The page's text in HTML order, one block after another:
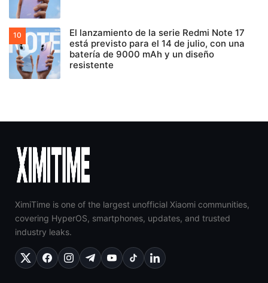
El lanzamiento de la serie Redmi Note 17
está previsto para el 14 de julio, con una
batería de 9000 mAh y un diseño
resistente
XimiTime is one of the largest unofficial Xiaomi communities,
covering HyperOS, smartphones, updates, and trusted
industry leaks.